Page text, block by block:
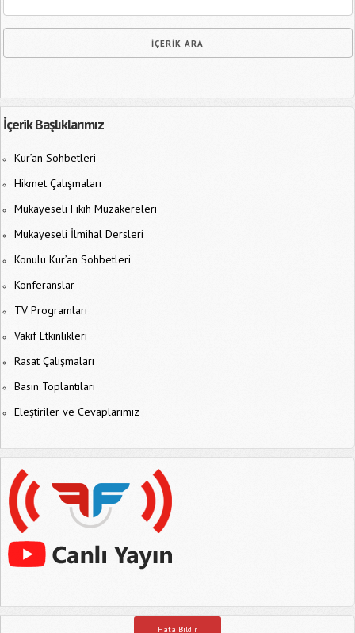
İçerik Başlıklarımız
Kur’an Sohbetleri
Hikmet Çalışmaları
Mukayeseli Fıkıh Müzakereleri
Mukayeseli İlmihal Dersleri
Konulu Kur’an Sohbetleri
Konferanslar
TV Programları
Vakıf Etkinlikleri
Rasat Çalışmaları
Basın Toplantıları
Eleştiriler ve Cevaplarımız
Hata Bildir